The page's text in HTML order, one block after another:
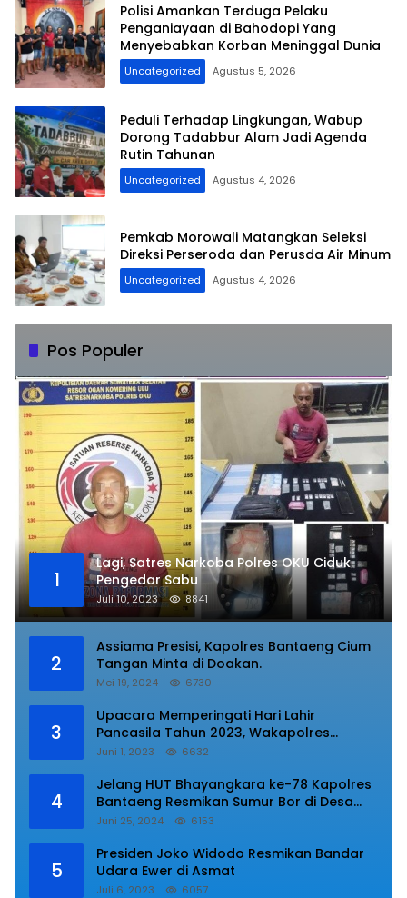
Polisi Amankan Terduga Pelaku
Penganiayaan di Bahodopi Yang
Menyebabkan Korban Meninggal Dunia
Uncategorized Agustus 5, 2026
Peduli Terhadap Lingkungan, Wabup
Dorong Tadabbur Alam Jadi Agenda
Rutin Tahunan
Uncategorized Agustus 4, 2026
Pemkab Morowali Matangkan Seleksi
Direksi Perseroda dan Perusda Air Minum
Uncategorized Agustus 4, 2026
Pos Populer
1
Lagi, Satres Narkoba Polres OKU Ciduk
Pengedar Sabu
Juli 10, 2023 8841
2
Assiama Presisi, Kapolres Bantaeng Cium
Tangan Minta di Doakan.
Mei 19, 2024 6730
3
Upacara Memperingati Hari Lahir
Pancasila Tahun 2023, Wakapolres
Lampung Utara Bacakan Amanat Kepala
Juni 1, 2023 6632
4
Jelang HUT Bhayangkara ke-78 Kapolres
Bantaeng Resmikan Sumur Bor di Desa
Kaloling Bantaeng
Juni 25, 2024 6153
5
Presiden Joko Widodo Resmikan Bandar
Udara Ewer di Asmat
Juli 6, 2023 6057